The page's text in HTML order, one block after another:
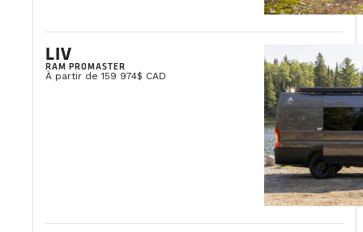
LIV
RAM PROMASTER
À partir de 159 974$ CAD